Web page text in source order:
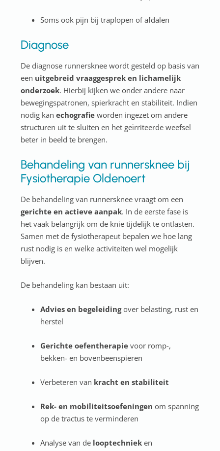
Soms ook pijn bij traplopen of afdalen
Diagnose
De diagnose runnersknee wordt gesteld op basis van
een uitgebreid vraaggesprek en lichamelijk
onderzoek. Hierbij kijken we onder andere naar
bewegingspatronen, spierkracht en stabiliteit. Indien
nodig kan echografie worden ingezet om andere
structuren uit te sluiten en het geïrriteerde weefsel
beter in beeld te brengen.
Behandeling van runnersknee bij
Fysiotherapie Oldenoert
De behandeling van runnersknee vraagt om een
gerichte en actieve aanpak. In de eerste fase is
het vaak belangrijk om de knie tijdelijk te ontlasten.
Samen met de fysiotherapeut bepalen we hoe lang
rust nodig is en welke activiteiten wel mogelijk
blijven.
De behandeling kan bestaan uit:
Advies en begeleidingover belasting, rust en
herstel
Gerichte oefentherapie voor romp-,
bekken- en bovenbeenspieren
Verbeteren van kracht en stabiliteit
Rek- en mobiliteitsoefeningen om spanning
op de tractus te verminderen
Analyse van de looptechniek en